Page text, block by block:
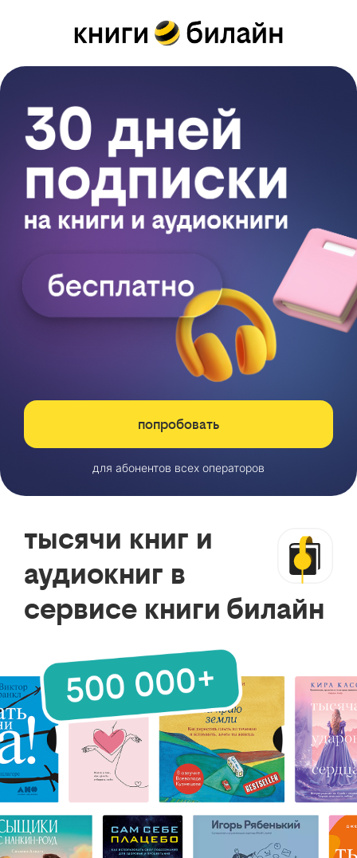
попробовать
для абонентов всех операторов
тысячи книг и
аудиокниг в
сервисе книги билайн